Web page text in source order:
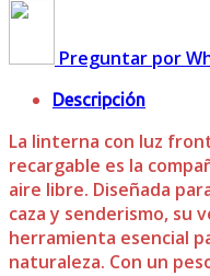
Preguntar por
Descripción
La linterna con luz
recargable es la
aire libre. Diseñada
caza y senderismo, su
herramienta esencial
naturaleza. Con un